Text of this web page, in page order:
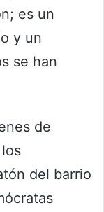
es un
y un
se han
de
del barrio